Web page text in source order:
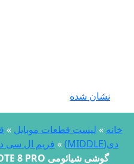
نشان شده
»لیست قطعات موبایل»
»فریم ال سی دی
گوشی شیائومی XIAOMI REDMI NOTE 8 PRO سفید